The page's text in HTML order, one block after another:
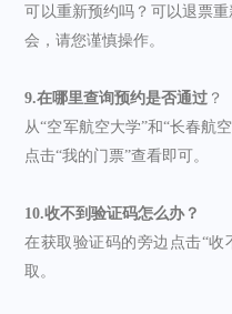
可以重新预约吗？可以退票
会，请您谨慎操作。
9.在哪里查询预约是否通过 ？
从“空军航空大学”和“长春航
点击“我的门票”查看即可。
10.收不到验证码怎么办？
在获取验证码的旁边点击“
取。